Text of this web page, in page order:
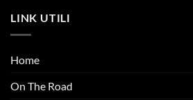
LINK UTILI
Home
On The Road